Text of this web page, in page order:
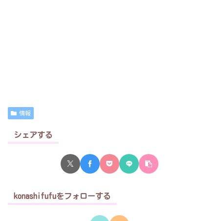
情報
シェアする
konashifufuをフォローする